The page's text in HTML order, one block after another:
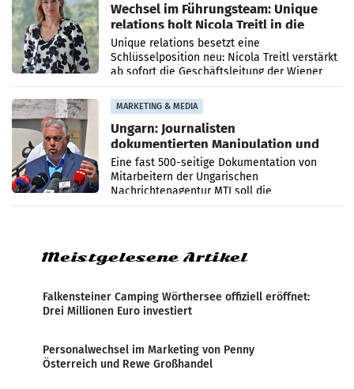
Wechsel im Führungsteam: Unique
relations holt Nicola Treitl in die
Geschäftsleitung
Unique relations besetzt eine
Schlüsselposition neu: Nicola Treitl verstärkt
ab sofort die Geschäftsleitung der Wiener
PR-Agentur an der Seite von Josef Kalina und
Anna Kalina-Mahr.
MARKETING & MEDIA
Ungarn: Journalisten
dokumentierten Manipulation und
Zensur
Eine fast 500-seitige Dokumentation von
Mitarbeitern der Ungarischen
Nachrichtenagentur MTI soll die
systematische Nachrichten-Manipulation und
Meistgelesene Artikel
Falkensteiner Camping Wörthersee offiziell eröffnet:
Drei Millionen Euro investiert
Personalwechsel im Marketing von Penny
Österreich und Rewe Großhandel